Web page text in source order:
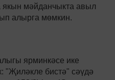
якын мәйданчыкта авыл
алырга мөмкин.
ярминкәсе ике
"Җиләкле бистә" сәүдә